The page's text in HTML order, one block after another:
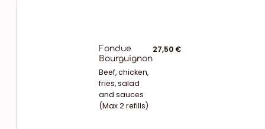
Fondue
Bourguignon
Beef, chicken,
fries, salad
and sauces
(Max 2 refills)
27,50 €